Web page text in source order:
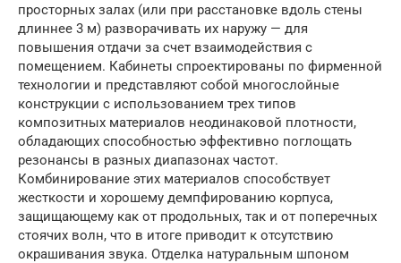
просторных залах (или при расстановке вдоль стены
длиннее 3 м) разворачивать их наружу — для
повышения отдачи за счет взаимодействия с
помещением. Кабинеты спроектированы по фирменной
технологии и представляют собой многослойные
конструкции с использованием трех типов
композитных материалов неодинаковой плотности,
обладающих способностью эффективно поглощать
резонансы в разных диапазонах частот.
Комбинирование этих материалов способствует
жесткости и хорошему демпфированию корпуса,
защищающему как от продольных, так и от поперечных
стоячих волн, что в итоге приводит к отсутствию
окрашивания звука. Отделка натуральным шпоном